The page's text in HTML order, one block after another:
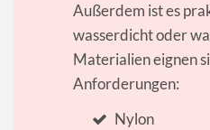
Außerdem ist es
wasserdicht oder
Materialien eignen
Anforderungen:
Nylon